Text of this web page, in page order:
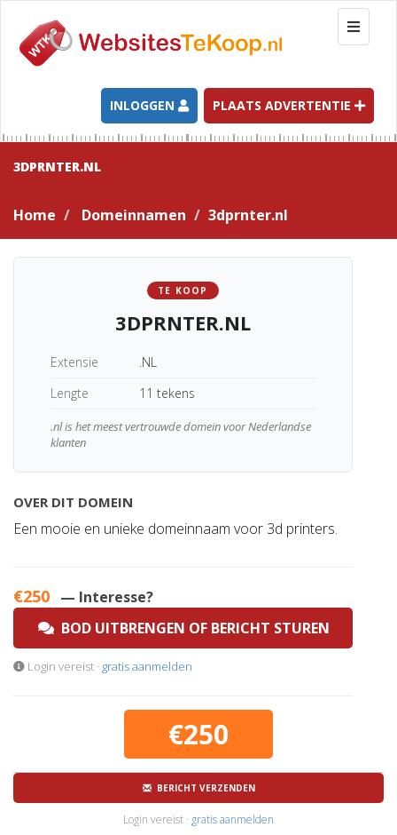
T
o
g
l
e
n
a
t
INLOGGEN PLAATS ADVERTENTIE
3DPRNTER.NL
Home Domeinnamen 3dprnter.nl
TE KOOP
3DPRNTER.NL
Extensie
.NL
Lengte
11 tekens
.nl is het meest vertrouwde domein voor Nederlandse
klanten
OVER DIT DOMEIN
Een mooie en unieke domeinnaam voor 3d printers.
€250 — Interesse?
BOD UITBRENGEN OF BERICHT STUREN
Login vereist · gratis aanmelden
€250
BERICHT VERZENDEN
Login vereist · gratis aanmelden